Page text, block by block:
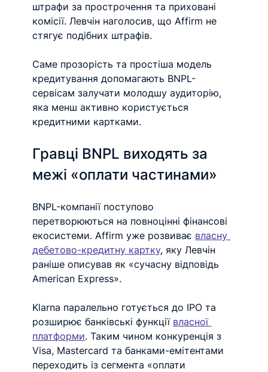
штрафи за прострочення та приховані
комісії. Левчін наголосив, що Affirm не
стягує подібних штрафів.
Саме прозорість та простіша модель
кредитування допомагають BNPL-
сервісам залучати молодшу аудиторію,
яка менш активно користується
кредитними картками.
Гравці BNPL виходять за
межі «оплати частинами»
BNPL-компанії поступово
перетворюються на повноцінні фінансові
екосистеми. Affirm уже розвиває власну
дебетово-кредитну картку, яку Левчін
раніше описував як «сучасну відповідь
American Express».
Klarna паралельно готується до IPO та
розширює банківські функції власної
платформи. Таким чином конкуренція з
Visa, Mastercard та банками-емітентами
переходить із сегмента «оплати